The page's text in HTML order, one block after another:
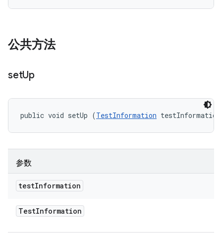
公共方法
setUp
public void setUp (TestInformation
参数
testInformation
TestInformation